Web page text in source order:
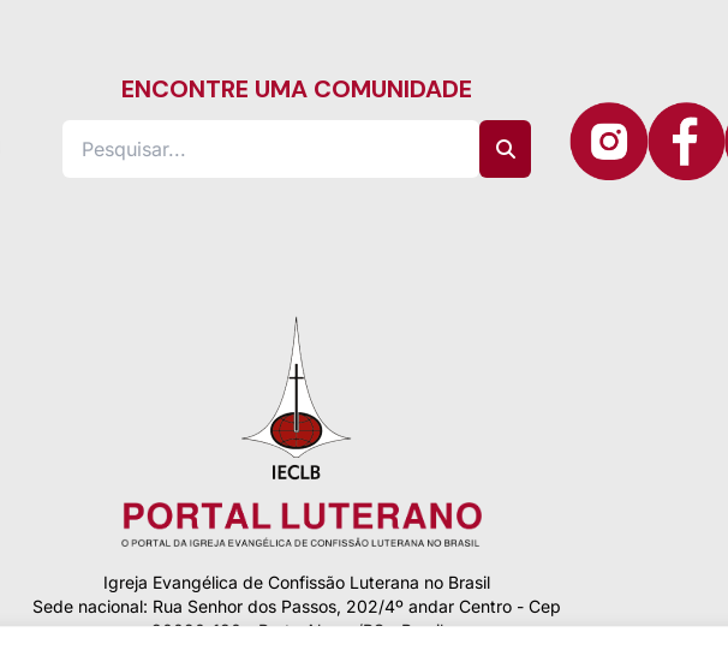
ENCONTRE UMA COMUNIDADE
Igreja Evangélica de Confissão Luterana no Brasil
Sede nacional: Rua Senhor dos Passos, 202/4º andar Centro - Cep
90020-180 - Porto Alegre/RS - Brasil